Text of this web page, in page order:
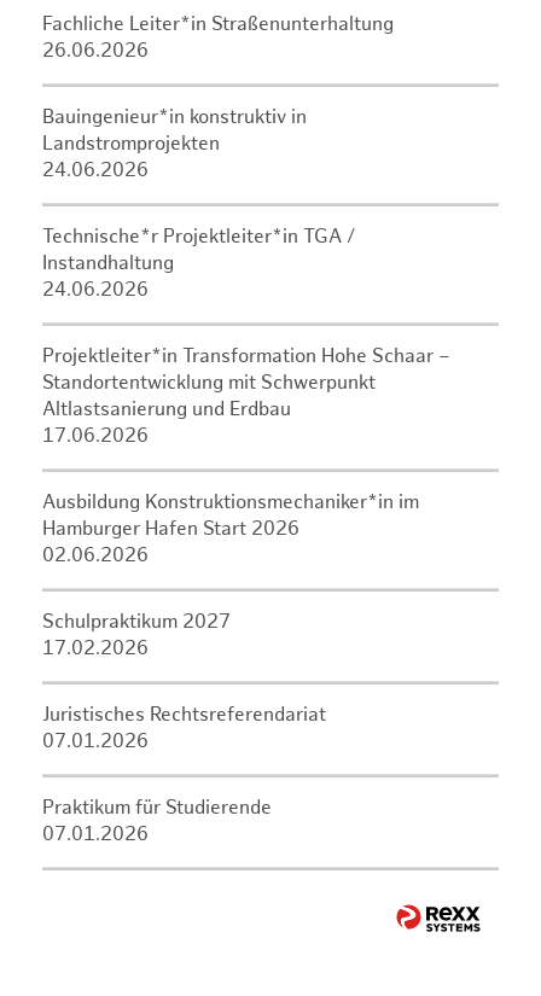
Fachliche Leiter*in Straßenunterhaltung
26.06.2026
Bauingenieur*in konstruktiv in
Landstromprojekten
24.06.2026
Technische*r Projektleiter*in TGA /
Instandhaltung
24.06.2026
Projektleiter*in Transformation Hohe Schaar –
Standortentwicklung mit Schwerpunkt
Altlastsanierung und Erdbau
17.06.2026
Ausbildung Konstruktionsmechaniker*in im
Hamburger Hafen Start 2026
02.06.2026
Schulpraktikum 2027
17.02.2026
Juristisches Rechtsreferendariat
07.01.2026
Praktikum für Studierende
07.01.2026